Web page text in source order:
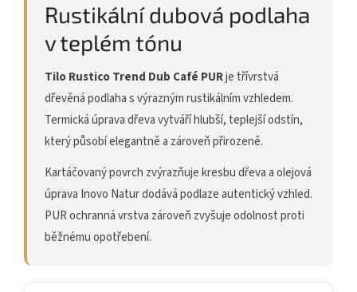
Rustikální dubová podlaha
v teplém tónu
Tilo Rustico Trend Dub Café PURje třívrstvá
dřevěná podlaha s výrazným rustikálním vzhledem.
Termická úprava dřeva vytváří hlubší, teplejší odstín,
který působí elegantně a zároveň přirozeně.
Kartáčovaný povrch zvýrazňuje kresbu dřeva a olejová
úprava Inovo Natur dodává podlaze autentický vzhled.
PUR ochranná vrstva zároveň zvyšuje odolnost proti
běžnému opotřebení.